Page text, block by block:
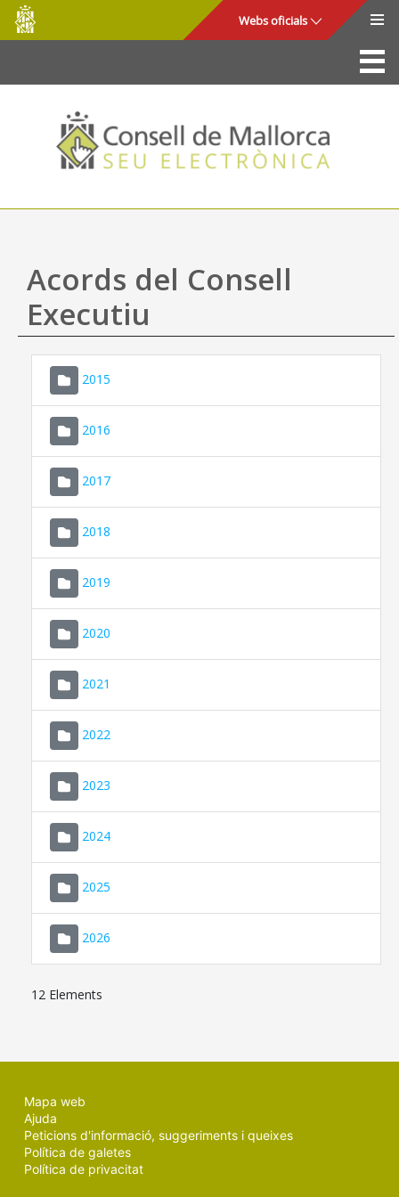
Salta al contingut principal
Consell
de
Mallorca
Webs oficials
La Seu
Consell de Mallorca
Accés i seguretat
Utilitats
Ajuda
Acords del Consell
Executiu
2015
2016
2017
2018
2019
2020
2021
2022
2023
2024
2025
2026
12 Elements
Mapa web
Ajuda
Peticions d'informació, suggeriments i queixes
Política de galetes
Política de privacitat